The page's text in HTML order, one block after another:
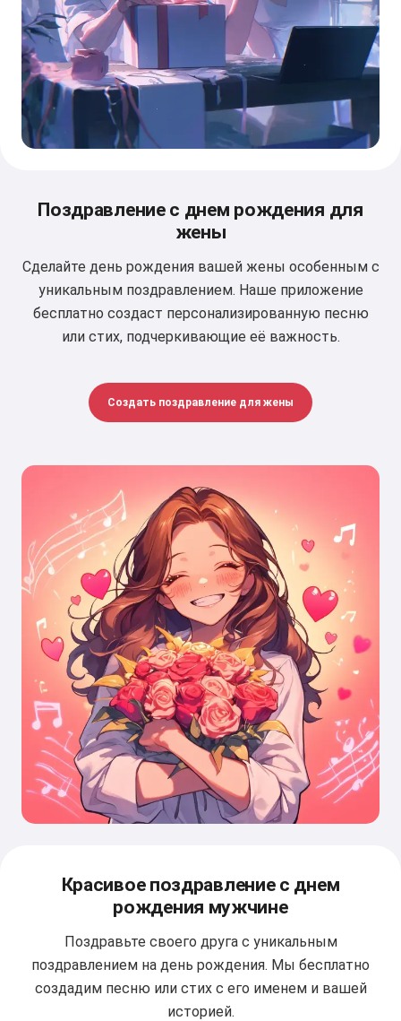
Поздравление с днем рождения для
жены
Сделайте день рождения вашей жены особенным с
уникальным поздравлением. Наше приложение
бесплатно создаст персонализированную песню
или стих, подчеркивающие её важность.
Создать поздравление для жены
Красивое поздравление с днем
рождения мужчине
Поздравьте своего друга с уникальным
поздравлением на день рождения. Мы бесплатно
создадим песню или стих с его именем и вашей
историей.